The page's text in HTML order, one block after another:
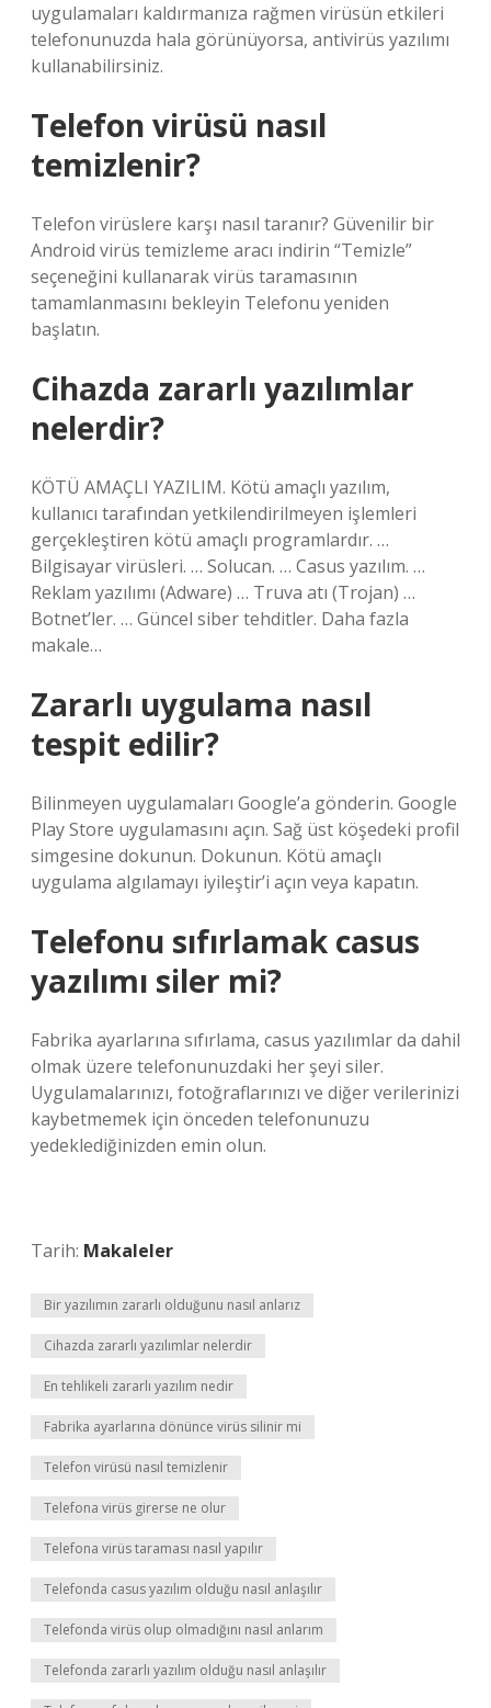
uygulamaları kaldırmanıza rağmen virüsün etkileri
telefonunuzda hala görünüyorsa, antivirüs yazılımı
kullanabilirsiniz.
Telefon virüsü nasıl
temizlenir?
Telefon virüslere karşı nasıl taranır? Güvenilir bir
Android virüs temizleme aracı indirin “Temizle”
seçeneğini kullanarak virüs taramasının
tamamlanmasını bekleyin Telefonu yeniden
başlatın.
Cihazda zararlı yazılımlar
nelerdir?
KÖTÜ AMAÇLI YAZILIM. Kötü amaçlı yazılım,
kullanıcı tarafından yetkilendirilmeyen işlemleri
gerçekleştiren kötü amaçlı programlardır. …
Bilgisayar virüsleri. … Solucan. … Casus yazılım. …
Reklam yazılımı (Adware) … Truva atı (Trojan) …
Botnet’ler. … Güncel siber tehditler. Daha fazla
makale…
Zararlı uygulama nasıl
tespit edilir?
Bilinmeyen uygulamaları Google’a gönderin. Google
Play Store uygulamasını açın. Sağ üst köşedeki profil
simgesine dokunun. Dokunun. Kötü amaçlı
uygulama algılamayı iyileştir’i açın veya kapatın.
Telefonu sıfırlamak casus
yazılımı siler mi?
Fabrika ayarlarına sıfırlama, casus yazılımlar da dahil
olmak üzere telefonunuzdaki her şeyi siler.
Uygulamalarınızı, fotoğraflarınızı ve diğer verilerinizi
kaybetmemek için önceden telefonunuzu
yedeklediğinizden emin olun.
Tarih: Makaleler
Bir yazılımın zararlı olduğunu nasıl anlarız
Cihazda zararlı yazılımlar nelerdir
En tehlikeli zararlı yazılım nedir
Fabrika ayarlarına dönünce virüs silinir mi
Telefon virüsü nasıl temizlenir
Telefona virüs girerse ne olur
Telefona virüs taraması nasıl yapılır
Telefonda casus yazılım olduğu nasıl anlaşılır
Telefonda virüs olup olmadığını nasıl anlarım
Telefonda zararlı yazılım olduğu nasıl anlaşılır